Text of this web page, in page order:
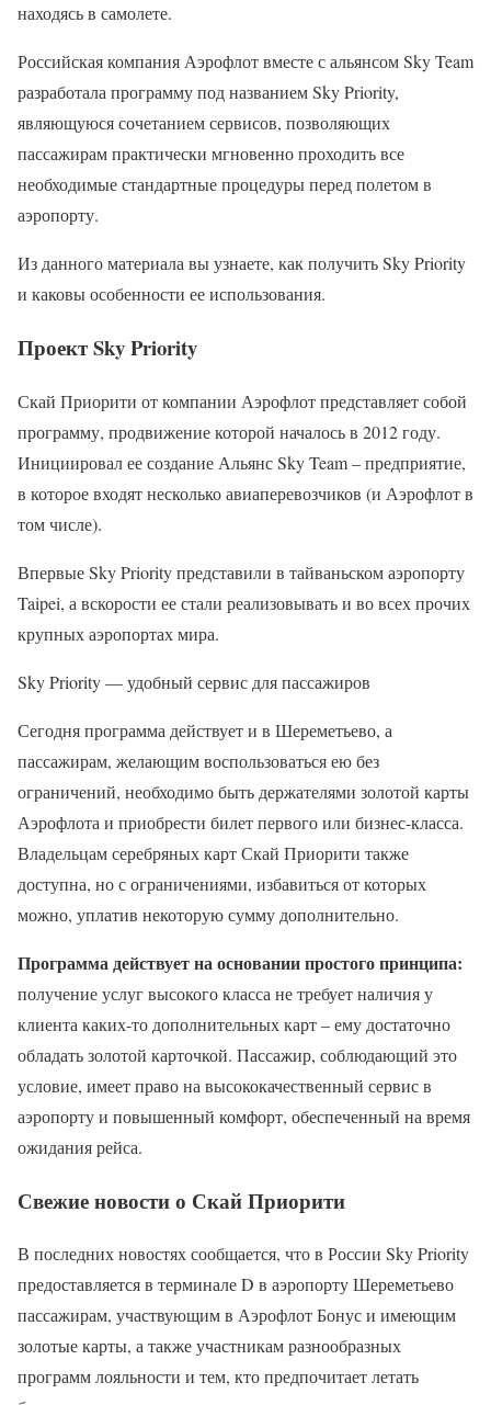
находясь в самолете.
Российская компания Аэрофлот вместе с альянсом Sky Team
разработала программу под названием Sky Priority,
являющуюся сочетанием сервисов, позволяющих
пассажирам практически мгновенно проходить все
необходимые стандартные процедуры перед полетом в
аэропорту.
Из данного материала вы узнаете, как получить Sky Priority
и каковы особенности ее использования.
Проект Sky Priority
Скай Приорити от компании Аэрофлот представляет собой
программу, продвижение которой началось в 2012 году.
Инициировал ее создание Альянс Sky Team – предприятие,
в которое входят несколько авиаперевозчиков (и Аэрофлот в
том числе).
Впервые Sky Priority представили в тайваньском аэропорту
Taipei, а вскорости ее стали реализовывать и во всех прочих
крупных аэропортах мира.
Sky Priority — удобный сервис для пассажиров
Сегодня программа действует и в Шереметьево, а
пассажирам, желающим воспользоваться ею без
ограничений, необходимо быть держателями золотой карты
Аэрофлота и приобрести билет первого или бизнес-класса.
Владельцам серебряных карт Скай Приорити также
доступна, но с ограничениями, избавиться от которых
можно, уплатив некоторую сумму дополнительно.
Программа действует на основании простого принципа:
получение услуг высокого класса не требует наличия у
клиента каких-то дополнительных карт – ему достаточно
обладать золотой карточкой. Пассажир, соблюдающий это
условие, имеет право на высококачественный сервис в
аэропорту и повышенный комфорт, обеспеченный на время
ожидания рейса.
Свежие новости о Скай Приорити
В последних новостях сообщается, что в России Sky Priority
предоставляется в терминале D в аэропорту Шереметьево
пассажирам, участвующим в Аэрофлот Бонус и имеющим
золотые карты, а также участникам разнообразных
программ лояльности и тем, кто предпочитает летать